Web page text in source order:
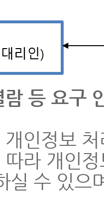
등 요구
인정보 처
따라 개인
실 수 있으